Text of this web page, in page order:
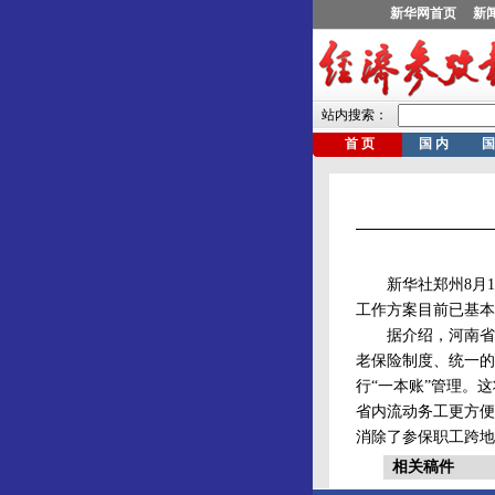
新华社郑州8月12
工作方案目前已基
据介绍，河南省
老保险制度、统一
行“一本账”管理。
省内流动务工更方
消除了参保职工跨
相关稿件